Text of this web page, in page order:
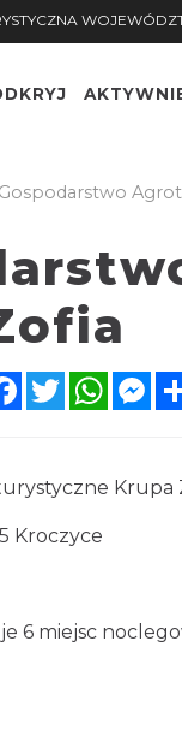
Gospodarstwo
FacebookTwitter
Krupa
Kroczyce
6 miejsc